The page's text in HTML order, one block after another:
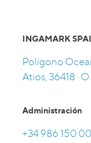
INGAMARK
Polígono
Atios, 36418 ·
Administración
+34 986 150